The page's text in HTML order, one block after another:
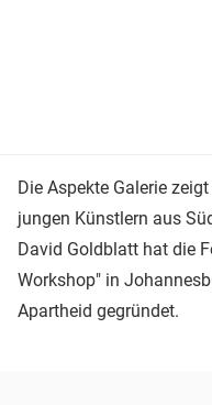
Die Aspekte Galerie
jungen Künstlern aus
David Goldblatt hat die
Workshop" in
Apartheid gegründet.